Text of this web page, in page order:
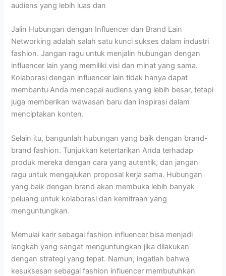
audiens yang lebih luas dan
Jalin Hubungan dengan Influencer dan Brand Lain
Networking adalah salah satu kunci sukses dalam industri
fashion. Jangan ragu untuk menjalin hubungan dengan
influencer lain yang memiliki visi dan minat yang sama.
Kolaborasi dengan influencer lain tidak hanya dapat
membantu Anda mencapai audiens yang lebih besar, tetapi
juga memberikan wawasan baru dan inspirasi dalam
menciptakan konten.
Selain itu, bangunlah hubungan yang baik dengan brand-
brand fashion. Tunjukkan ketertarikan Anda terhadap
produk mereka dengan cara yang autentik, dan jangan
ragu untuk mengajukan proposal kerja sama. Hubungan
yang baik dengan brand akan membuka lebih banyak
peluang untuk kolaborasi dan kemitraan yang
menguntungkan.
Memulai karir sebagai fashion influencer bisa menjadi
langkah yang sangat menguntungkan jika dilakukan
dengan strategi yang tepat. Namun, ingatlah bahwa
kesuksesan sebagai fashion influencer membutuhkan